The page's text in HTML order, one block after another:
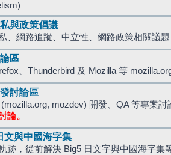
與政策倡議
、網路追蹤、中立性、網路政策相關議題
區
、Thunderbird 及 Mozilla 等
討論區
(mozilla.org, mozdev) 開發、QA 等專案討
論。
文與中國海字集
跡，從前解決 Big5 日文字與中國海字集